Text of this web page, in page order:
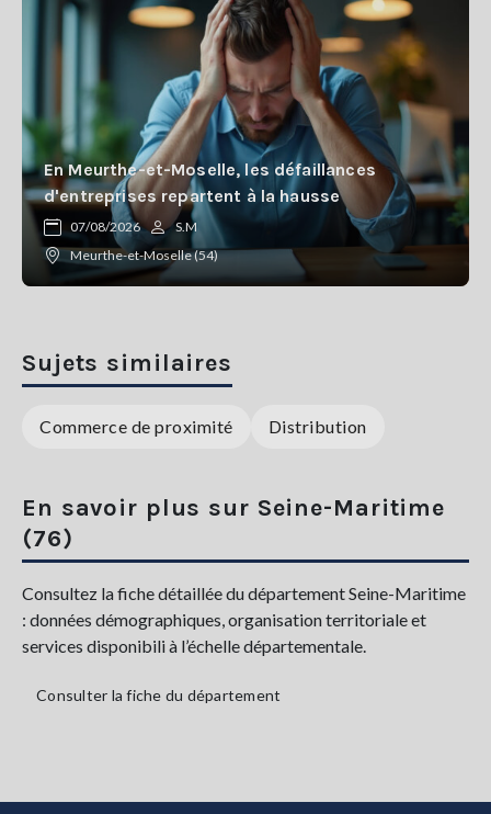
En Meurthe-et-Moselle, les défaillances
d'entreprises repartent à la hausse
07/08/2026
S.M
Meurthe-et-Moselle (54)
Sujets similaires
Commerce de proximité Distribution
En savoir plus sur Seine-Maritime
(76)
Consultez la fiche détaillée du département Seine-Maritime
: données démographiques, organisation territoriale et
services disponibili à l’échelle départementale.
Consulter la fiche du département